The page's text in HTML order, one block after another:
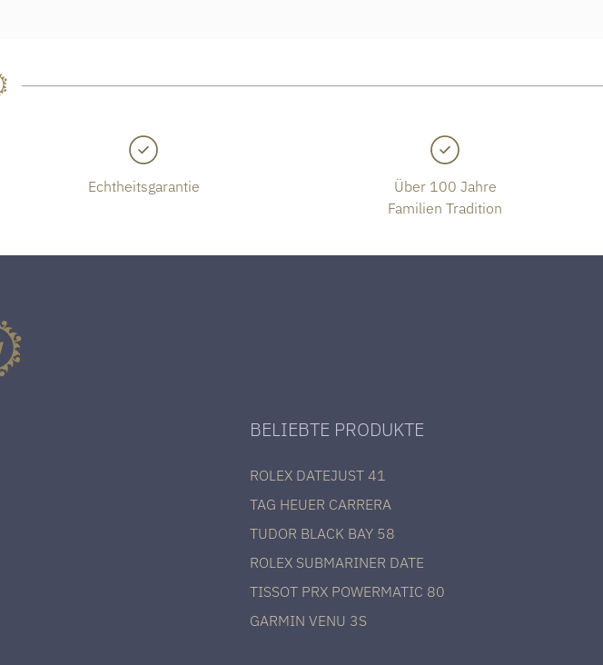
Echtheitsgarantie
Über 100 Jahre
Familien Tradition
BELIEBTE PRODUKTE
ROLEX DATEJUST 41
TAG HEUER CARRERA
TUDOR BLACK BAY 58
ROLEX SUBMARINER DATE
TISSOT PRX POWERMATIC 80
GARMIN VENU 3S